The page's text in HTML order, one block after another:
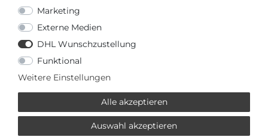
Auf Lager, sofort versandbereit
AUTORISIERTER HÄNDLER
Marketing
Externe Medien
DHL Wunschzustellung
Funktional
Weitere Einstellungen
Alle akzeptieren
Auswahl akzeptieren